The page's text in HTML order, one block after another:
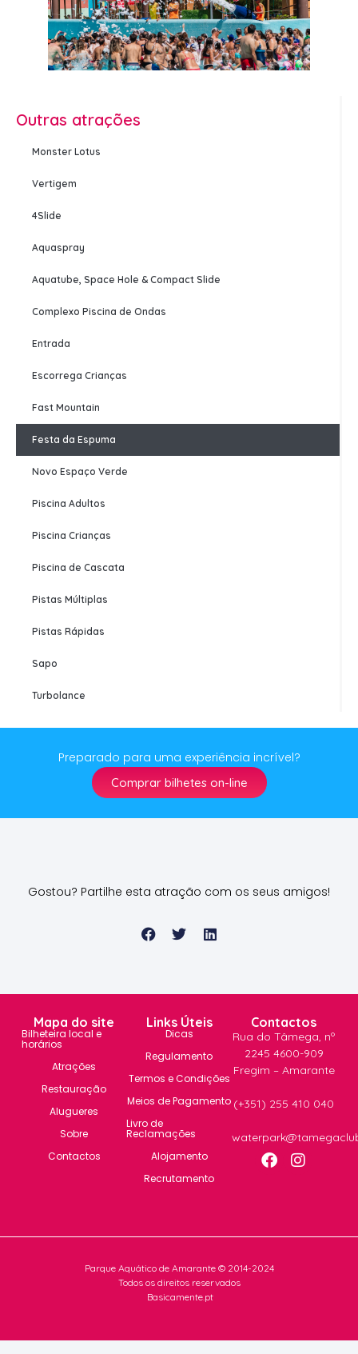
Outras atrações
Monster Lotus
Vertigem
4Slide
Aquaspray
Aquatube, Space Hole & Compact Slide
Complexo Piscina de Ondas
Entrada
Escorrega Crianças
Fast Mountain
Festa da Espuma
Novo Espaço Verde
Piscina Adultos
Piscina Crianças
Piscina de Cascata
Pistas Múltiplas
Pistas Rápidas
Sapo
Turbolance
Preparado para uma experiência incrível?
Comprar bilhetes on-line
Gostou? Partilhe esta atração com os seus amigos!
Mapa do site
Bilheteira local e
horários
Atrações
Restauração
Alugueres
Sobre
Contactos
Links Úteis
Dicas
Regulamento
Termos e Condições
Meios de Pagamento
Livro de
Reclamações
Alojamento
Recrutamento
Contactos
Rua do Tâmega, nº
2245 4600-909
Fregim – Amarante
(+351) 255 410 040
Parque Aquático de Amarante © 2014-2024
Todos os direitos reservados
Basicamente.pt